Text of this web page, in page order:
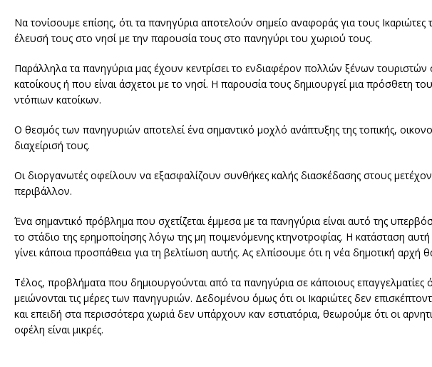
Να τονίσουμε επίσης, ότι τα πανηγύρια αποτελούν σημείο αναφοράς για τους
έλευσή τους στο νησί με την παρουσία τους στο πανηγύρι του χωριού τους.
Παράλληλα τα πανηγύρια μας έχουν κεντρίσει το ενδιαφέρον πολλών ξένων τουριστών
κατοίκους ή που είναι άσχετοι με το νησί. Η παρουσία τους δημιουργεί μια πρόσθετη
ντόπιων κατοίκων.
Ο θεσμός των πανηγυριών αποτελεί ένα σημαντικό μοχλό ανάπτυξης της τοπικής,
διαχείρισή τους.
Οι διοργανωτές οφείλουν να εξασφαλίζουν συνθήκες καλής διασκέδασης στους
περιβάλλον.
Ένα σημαντικό πρόβλημα που σχετίζεται έμμεσα με τα πανηγύρια είναι αυτό της
το στάδιο της ερημοποίησης λόγω της μη ποιμενόμενης κτηνοτροφίας. Η κατάσταση
γίνει κάποια προσπάθεια για τη βελτίωση αυτής. Ας ελπίσουμε ότι η νέα δημοτική
Τέλος, προβλήματα που δημιουργούνται από τα πανηγύρια σε κάποιους
μειώνονται τις μέρες των πανηγυριών. Δεδομένου όμως ότι οι Ικαριώτες δεν
και επειδή στα περισσότερα χωριά δεν υπάρχουν καν εστιατόρια, θεωρούμε ότι οι
οφέλη είναι μικρές.